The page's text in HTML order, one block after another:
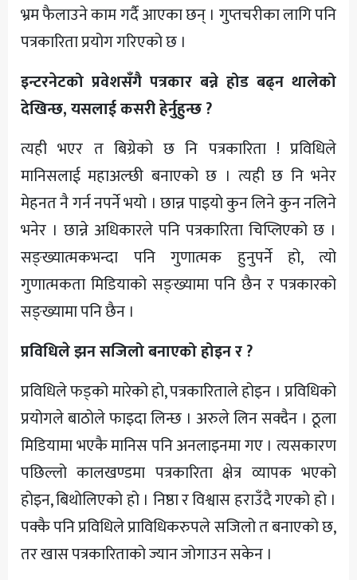
भ्रम फैलाउने काम गर्दै आएका छन् । गुप्तचरीका लागि पनि
पत्रकारिता प्रयोग गरिएको छ ।
इन्टरनेटको प्रवेशसँगै पत्रकार बन्ने होड बढ्न थालेको
देखिन्छ, यसलाई कसरी हेर्नुहुन्छ ?
त्यही भएर त बिग्रेको छ नि पत्रकारिता ! प्रविधिले
मानिसलाई महाअल्छी बनाएको छ । त्यही छ नि भनेर
मेहनत नै गर्न नपर्ने भयो । छान्न पाइयो कुन लिने कुन नलिने
भनेर । छान्ने अधिकारले पनि पत्रकारिता चिप्लिएको छ ।
सङ्ख्यात्मकभन्दा पनि गुणात्मक हुनुपर्ने हो, त्यो
गुणात्मकता मिडियाको सङ्ख्यामा पनि छैन र पत्रकारको
सङ्ख्यामा पनि छैन ।
प्रविधिले झन सजिलो बनाएको होइन र ?
प्रविधिले फड्को मारेको हो, पत्रकारिताले होइन । प्रविधिको
प्रयोगले बाठोले फाइदा लिन्छ । अरुले लिन सक्दैन । ठूला
मिडियामा भएकै मानिस पनि अनलाइनमा गए । त्यसकारण
पछिल्लो कालखण्डमा पत्रकारिता क्षेत्र व्यापक भएको
होइन, बिथोलिएको हो । निष्ठा र विश्वास हराउँदै गएको हो ।
पक्कै पनि प्रविधिले प्राविधिकरुपले सजिलो त बनाएको छ,
तर खास पत्रकारिताको ज्यान जोगाउन सकेन ।